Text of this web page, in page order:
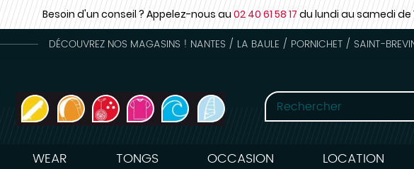
Besoin d'un conseil ? Appelez-nous au02 40 61 58 17 du lundi au samedide
DÉCOUVREZ NOS MAGASINS ! NANTES / LA BAULE / PORNICHET / SAINT-
WEAR TONGS OCCASION LOCATION